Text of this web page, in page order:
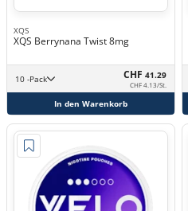
XQS
XQS Berrynana Twist 8mg
10 -Pack CHF 41.29
CHF 4.13/St.
In den Warenkorb